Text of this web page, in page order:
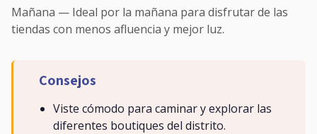
Mañana — Ideal por la mañana para disfrutar de las
tiendas con menos afluencia y mejor luz.
Consejos
Viste cómodo para caminar y explorar las
diferentes boutiques del distrito.